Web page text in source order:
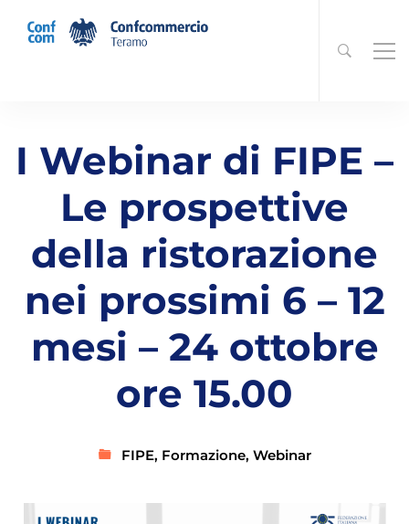
I Webinar di FIPE –
Le prospettive
della ristorazione
nei prossimi 6 – 12
mesi – 24 ottobre
ore 15.00
FIPE, Formazione, Webinar